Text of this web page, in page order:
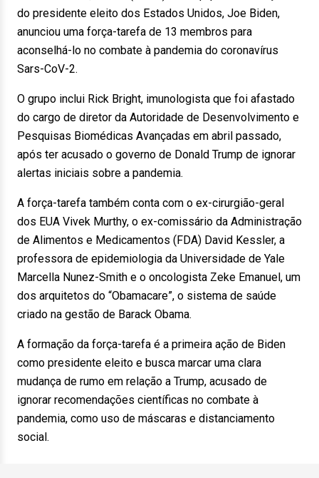
do presidente eleito dos Estados Unidos, Joe Biden,
anunciou uma força-tarefa de 13 membros para
aconselhá-lo no combate à pandemia do coronavírus
Sars-CoV-2.
O grupo inclui Rick Bright, imunologista que foi afastado
do cargo de diretor da Autoridade de Desenvolvimento e
Pesquisas Biomédicas Avançadas em abril passado,
após ter acusado o governo de Donald Trump de ignorar
alertas iniciais sobre a pandemia.
A força-tarefa também conta com o ex-cirurgião-geral
dos EUA Vivek Murthy, o ex-comissário da Administração
de Alimentos e Medicamentos (FDA) David Kessler, a
professora de epidemiologia da Universidade de Yale
Marcella Nunez-Smith e o oncologista Zeke Emanuel, um
dos arquitetos do “Obamacare”, o sistema de saúde
criado na gestão de Barack Obama.
A formação da força-tarefa é a primeira ação de Biden
como presidente eleito e busca marcar uma clara
mudança de rumo em relação a Trump, acusado de
ignorar recomendações científicas no combate à
pandemia, como uso de máscaras e distanciamento
social.